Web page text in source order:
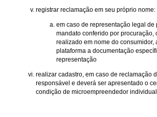
registrar reclamação em seu próprio nome:
em caso de representação legal de
mandato conferido por procuração,
realizado em nome do consumidor,
plataforma a documentação
representação
realizar cadastro, em caso de reclamação
responsável e deverá ser apresentado o
condição de microempreendedor individual